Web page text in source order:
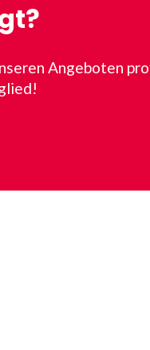
Angeboten